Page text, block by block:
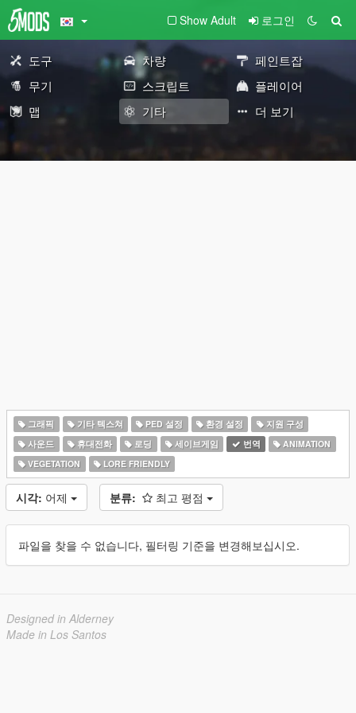
Show Adult 로그인
도구 차량
페인트잡
무기
스크립트
플레이어
맵
기타 더 보기
그래픽 기타 텍스쳐 PED 설정 환경 설정
지원 구성
사운드
휴대전화 로딩 세이브게임 번역
ANIMATION
VEGETATION
LORE FRIENDLY
시각: 어제 분류: 최고 평점
파일을 찾을 수 없습니다, 필터링 기준을 변경해보십시오.
Designed in Alderney
Made in Los Santos